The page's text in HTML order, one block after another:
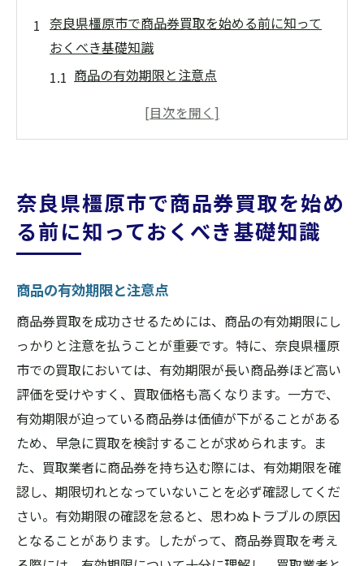
奈良県橿原市で商品券買取を始める前に知って
おくべき基礎知識
商品の有効期限と注意点
買取可能な商品券の種類を確認
奈良県橿原市の特有の買取規制
商品券買取で失敗しないための信頼できる店舗
口コミやレビューを活用する方法
店舗の運営年数から信頼性を判断
地域密着型店舗のメリット
査定員の資格と経験をチェック
保証制度の有無を確認
無料査定サービスの利用法
橿原市の相場情報をチェックして商品券買取で
得する方法
最新の市場動向を把握する
オンラインとオフラインの相場比較
奈良県橿原市で商品券買取を始め
る前に知っておくべき基礎知識
商品の有効期限と注意点
商品券買取を成功させるためには、商品の有効期限にし
っかりと注意を払うことが重要です。特に、奈良県橿原
市での買取においては、有効期限が長い商品券ほど高い
評価を受けやすく、買取価格も高くなります。一方で、
有効期限が迫っている商品券は価値が下がることがある
ため、早急に買取を検討することが求められます。ま
た、買取業者に商品券を持ち込む際には、有効期限を確
認し、期限切れとなっていないことを必ず確認してくだ
さい。有効期限の確認を怠ると、思わぬトラブルの原因
となることがあります。したがって、商品券買取を考え